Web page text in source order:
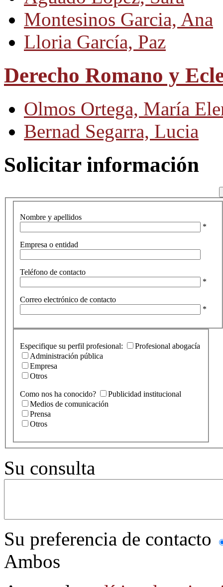
Montesinos Garcia, Ana
Lloria García, Paz
Derecho Romano y
Olmos Ortega, María
Bernad Segarra, Lucia
Solicitar información
Nombre y apellidos
*
Empresa o entidad
Teléfono de contacto
*
Correo electrónico de contacto
*
Especifique su perfil profesional:
Profesional abogacía
Administración pública
Empresa
Otros
Como nos ha conocido?
Publicidad institucional
Medios de comunicación
Prensa
Otros
Su consulta
Su preferencia de contacto
Ambos